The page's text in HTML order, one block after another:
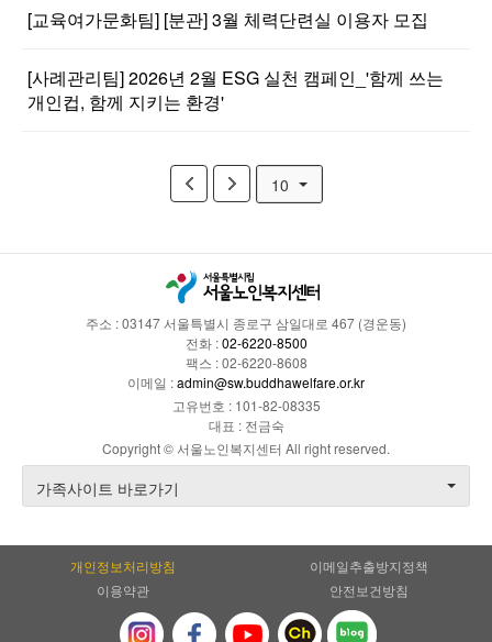
[교육여가문화팀] [분관] 3월 체력단련실 이용자 모집
[사례관리팀] 2026년 2월 ESG 실천 캠페인_'함께 쓰는
개인컵, 함께 지키는 환경'
10
주소 : 03147 서울특별시 종로구 삼일대로 467 (경운동)
전화 :02-6220-8500
팩스 : 02-6220-8608
이메일 :admin@sw.buddhawelfare.or.kr
고유번호 : 101-82-08335
대표 : 전금숙
Copyright © 서울노인복지센터 All right reserved.
가족사이트 바로가기
개인정보처리방침
이메일추출방지정책
이용약관
안전보건방침